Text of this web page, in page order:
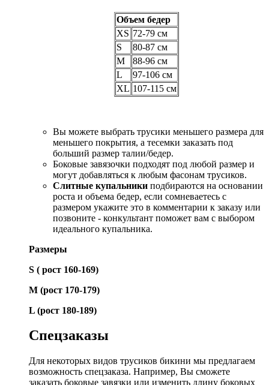
Объем бедер
XS 72-79 см
S
80-87 см
M
88-96 см
L
97-106 см
XL 107-115 см
Вы можете выбрать трусики меньшего размера для
меньшего покрытия, а тесемки заказать под
больший размер талии/бедер.
Боковые завязочки подходят под любой размер и
могут добавляться к любым фасонам трусиков.
Слитные купальники подбираются на основании
роста и объема бедер, если сомневаетесь с
размером укажите это в комментарии к заказу или
позвоните - конкультант поможет вам с выбором
идеального купальника.
Размеры
S ( рост 160-169)
М (рост 170-179)
L (рост 180-189)
Спецзаказы
Для некоторых видов трусиков бикини мы предлагаем
возможность спецзаказа. Например, Вы сможете
заказать боковые завязки или изменить длину боковых